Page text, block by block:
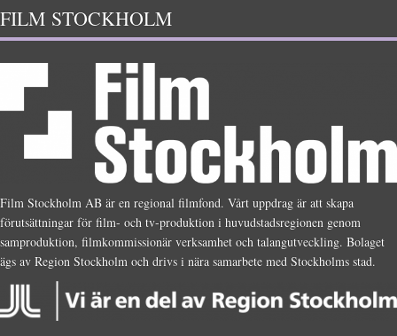
FILM STOCKHOLM
Film Stockholm AB är en regional filmfond. Vårt uppdrag är att skapa
förutsättningar för film- och tv-produktion i huvudstadsregionen genom
samproduktion, filmkommissionär verksamhet och talangutveckling. Bolaget
ägs av Region Stockholm och drivs i nära samarbete med Stockholms stad.